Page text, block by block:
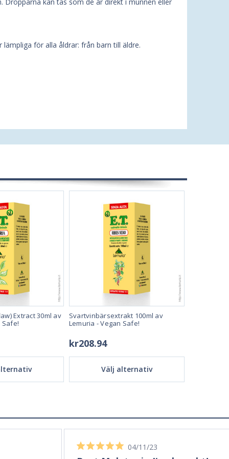
Dropparna kan tas som de är direkt i munnen eller
för alla åldrar: från barn till äldre.
Extract 30ml av
Safe!
Svartvinbärsextrakt 100ml av
Lemuria - Vegan Safe!
kr208.94
Välj alternativ